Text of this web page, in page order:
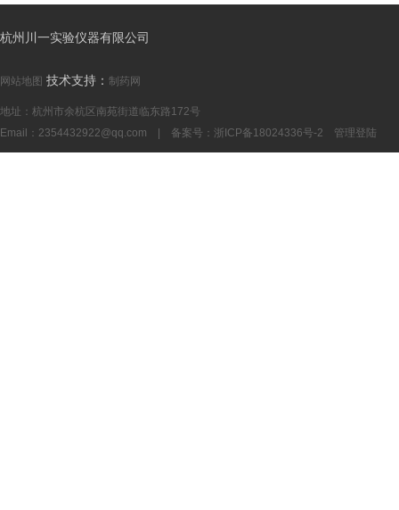
杭州川一实验仪器有限公司
网站地图 技术支持： 制药网
地址：杭州市余杭区南苑街道临东路172号
Email： 2354432922@qq.com | 备案号： 浙ICP备18024336号-2 管理登陆